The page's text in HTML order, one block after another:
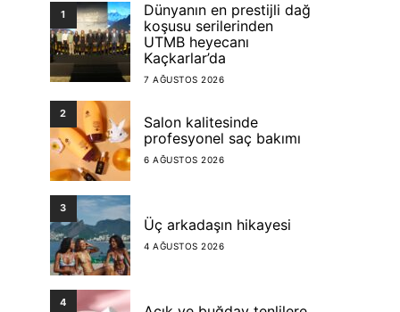
1
Dünyanın en prestijli dağ
koşusu serilerinden
UTMB heyecanı
Kaçkarlar’da
7 AĞUSTOS 2026
2
Salon kalitesinde
profesyonel saç bakımı
6 AĞUSTOS 2026
3
Üç arkadaşın hikayesi
4 AĞUSTOS 2026
4